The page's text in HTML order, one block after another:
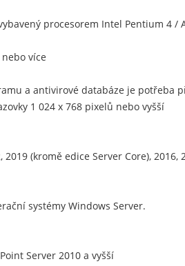
procesorem Intel Pentium 4
více
a antivirové databáze je potřeba
1 024 x 768 pixelů nebo vyšší
(kromě edice Server Core), 2016,
systémy Windows Server.
Server 2010 a vyšší